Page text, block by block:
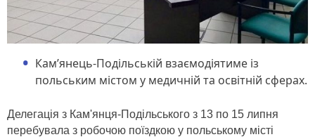
Кам’янець-Подільській взаємодіятиме із
польським містом у медичній та освітній сферах.
Делегація з Кам'янця-Подільського з 13 по 15 липня
перебувала з робочою поїздкою у польському місті